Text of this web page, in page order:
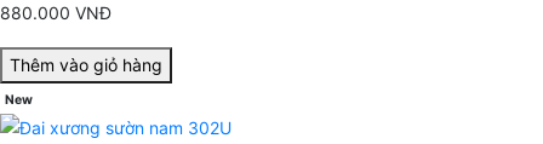
880.000 VNĐ
Thêm vào giỏ hàng
New